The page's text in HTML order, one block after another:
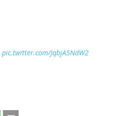
pic.twitter.com/JqbjA5NdW2